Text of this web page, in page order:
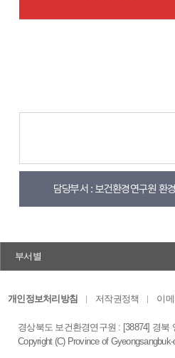
담당부서 : 보건환경연구원 환
부서별
개인정보처리방침 저작권정책 이
경상북도 보건환경연구원 : [38874] 경북
Copyright (C) Province of